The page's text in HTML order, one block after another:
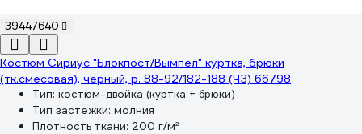
39447640
Костюм Сириус "Блокпост/Вымпел" куртка, брюки
(тк.смесовая), черный, р. 88-92/182-188 (ЧЗ) 66798
Тип: костюм-двойка (куртка + брюки)
Тип застежки: молния
Плотность ткани: 200 г/м²